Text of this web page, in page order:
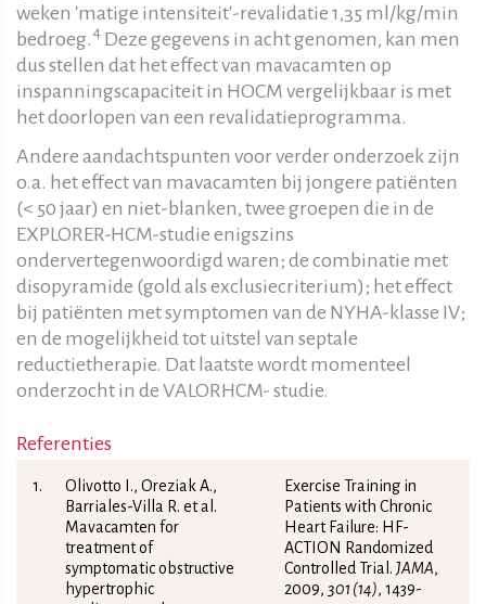
weken 'matige intensiteit'-revalidatie 1,35 ml/kg/min
bedroeg. 4 Deze gegevens in acht genomen, kan men
dus stellen dat het effect van mavacamten op
inspanningscapaciteit in HOCM vergelijkbaar is met
het doorlopen van een revalidatieprogramma.
Andere aandachtspunten voor verder onderzoek zijn
o.a. het effect van mavacamten bij jongere patiënten
(< 50 jaar) en niet-blanken, twee groepen die in de
EXPLORER-HCM-studie enigszins
ondervertegenwoordigd waren; de combinatie met
disopyramide (gold als exclusiecriterium); het effect
bij patiënten met symptomen van de NYHA-klasse IV;
en de mogelijkheid tot uitstel van septale
reductietherapie. Dat laatste wordt momenteel
onderzocht in de VALORHCM- studie.
Referenties
Olivotto I., Oreziak A.,
Barriales-Villa R. et al.
Mavacamten for
treatment of
symptomatic obstructive
hypertrophic
Exercise Training in
Patients with Chronic
Heart Failure: HF-
ACTION Randomized
Controlled Trial. JAMA,
2009, 301 (14), 1439-